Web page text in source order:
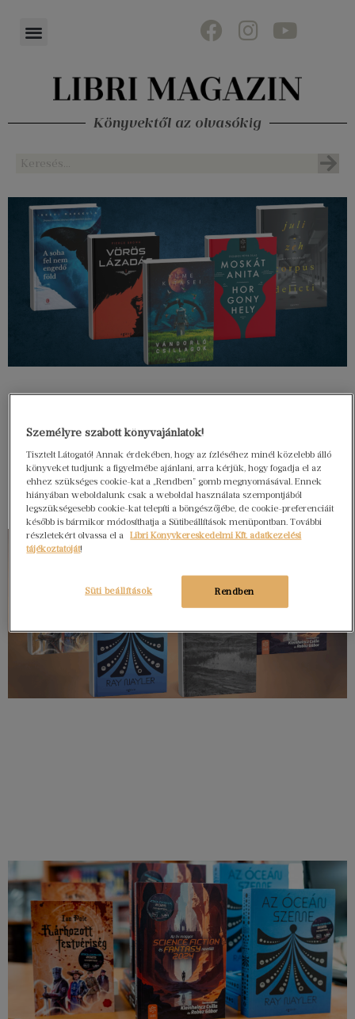
Könyvektől az olvasókig
Személyre szabott könyvajánlatok!
Tisztelt Látogató! Annak érdekében, hogy az ízléséhez minél közelebb álló
könyveket tudjunk a figyelmébe ajánlani, arra kérjük, hogy fogadja el az
ehhez szükséges cookie-kat a „Rendben” gomb megnyomásával. Ennek
hiányában weboldalunk csak a weboldal használata szempontjából
legszükségesebb cookie-kat telepíti a böngészőjébe, de cookie-preferenciáit
később is bármikor módosíthatja a Sütibeállítások menüpontban. További
részletekért olvassa el a
Libri Könyvkereskedelmi Kft. adatkezelési
tájékoztatóját!
Rendben
Süti beállítások